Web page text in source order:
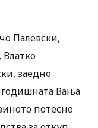
Палевски,
заедно
Вања
потесно